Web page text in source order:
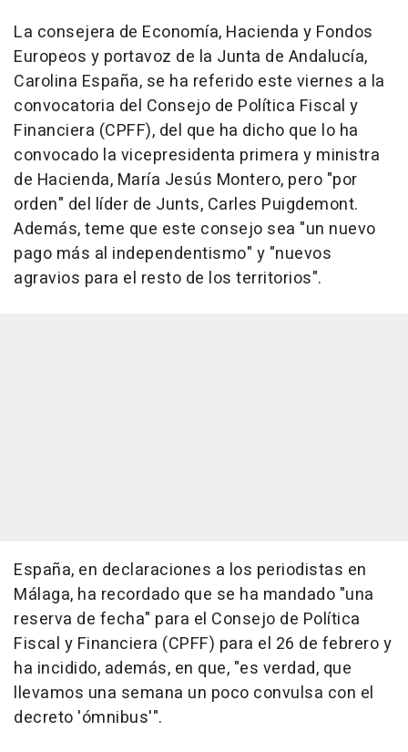
La consejera de Economía, Hacienda y Fondos
Europeos y portavoz de la Junta de Andalucía,
Carolina España, se ha referido este viernes a la
convocatoria del Consejo de Política Fiscal y
Financiera (CPFF), del que ha dicho que lo ha
convocado la vicepresidenta primera y ministra
de Hacienda, María Jesús Montero, pero "por
orden" del líder de Junts, Carles Puigdemont.
Además, teme que este consejo sea "un nuevo
pago más al independentismo" y "nuevos
agravios para el resto de los territorios".
España, en declaraciones a los periodistas en
Málaga, ha recordado que se ha mandado "una
reserva de fecha" para el Consejo de Política
Fiscal y Financiera (CPFF) para el 26 de febrero y
ha incidido, además, en que, "es verdad, que
llevamos una semana un poco convulsa con el
decreto 'ómnibus'".